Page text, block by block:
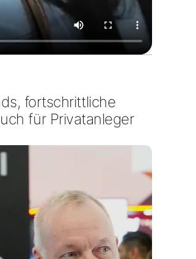
, fortschrittliche
für Privatanleger